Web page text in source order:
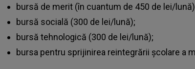
bursă de merit (în cuantum de 450 de lei/
bursă socială (300 de lei/lună);
bursă tehnologică (300 de lei/lună);
bursa pentru sprijinirea reintegrării școlare a